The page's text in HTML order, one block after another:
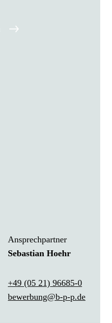
Ansprechpartner
Sebastian Hoehr
+49 (05 21) 96685-0
bewerbung@b-p-p.de